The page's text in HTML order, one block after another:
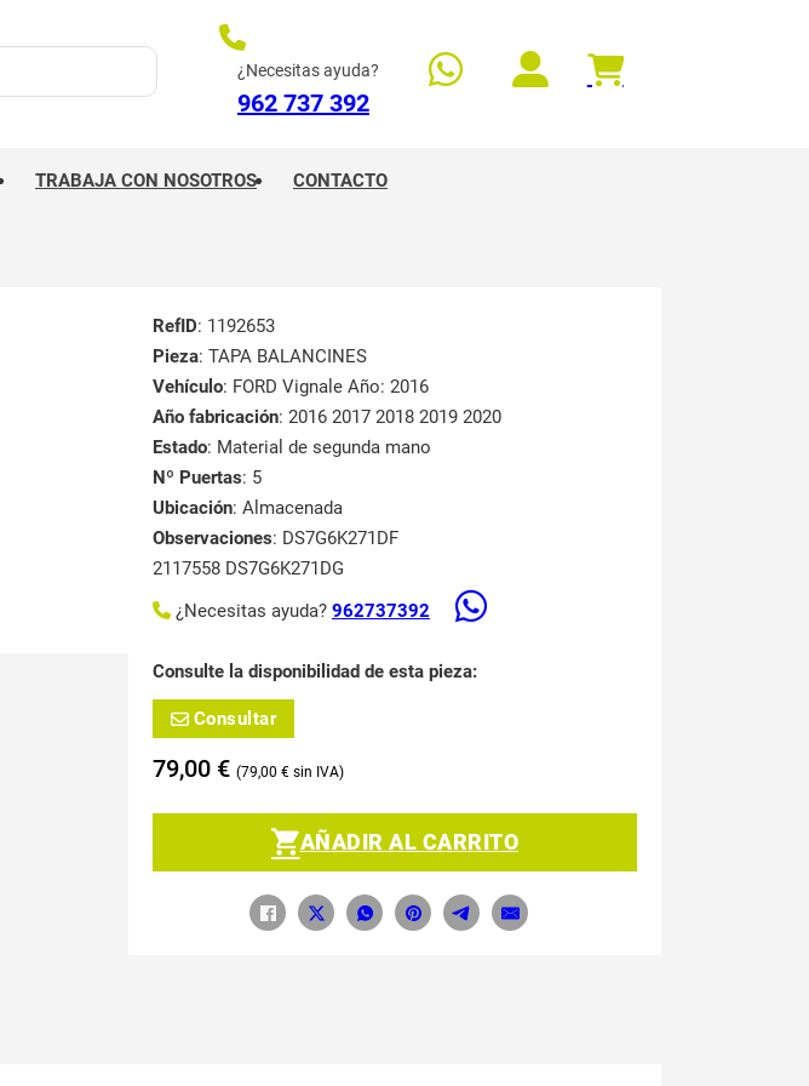
¿Necesitas ayuda?
962 737 392
TRABAJA CON NOSOTROS CONTACTO
RefID: 1192653
Pieza: TAPA BALANCINES
Vehículo: FORD Vignale Año: 2016
Año fabricación: 2016 2017 2018 2019 2020
Estado: Material de segunda mano
Nº Puertas: 5
Ubicación: Almacenada
Observaciones: DS7G6K271DF
2117558 DS7G6K271DG
¿Necesitas ayuda? 962737392
Consulte la disponibilidad de esta pieza:
Consultar
79,00 € 79,00 €
AÑADIR AL CARRITO